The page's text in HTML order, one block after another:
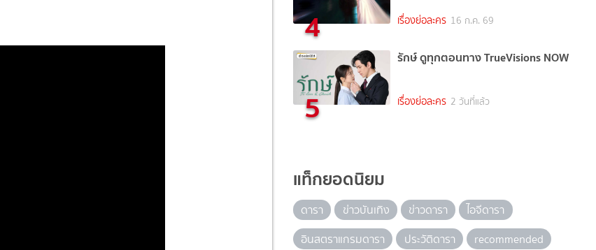
4 เรื่องย่อละคร 16 ก.ค. 69
5
รักษ์ ดูทุกตอนทาง TrueVisions NOW
เรื่องย่อละคร 2 วันที่แล้ว
แท็กยอดนิยม
ดารา ข่าวบันเทิง ข่าวดารา
ไอจีดารา
อินสตราแกรมดารา
ประวัติดารา
recommended